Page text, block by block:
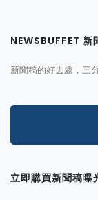
NEWSBUFFET 新
新聞稿的好去處，三
立即購買新聞稿曝